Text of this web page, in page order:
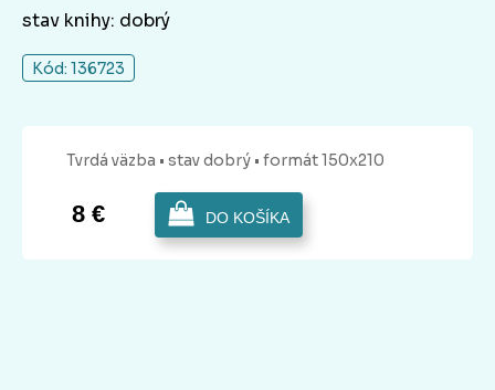
stav knihy: dobrý
Kód: 136723
Tvrdá väzba • stav dobrý • formát 150x210
8 € DO KOŠÍKA